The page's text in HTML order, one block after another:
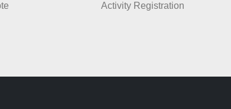
Activity Registration